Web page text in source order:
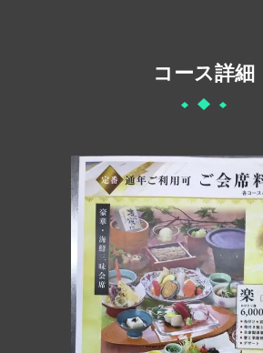
コース詳細